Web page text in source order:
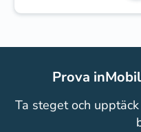
Prova
Ta steget och